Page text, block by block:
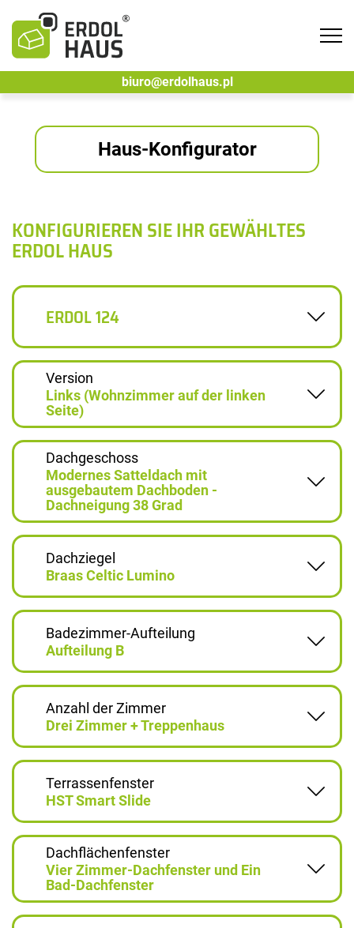
biuro@erdolhaus.pl
Haus-Konfigurator
KONFIGURIEREN SIE IHR GEWÄHLTES
ERDOL HAUS
ERDOL 124
Version
Links (Wohnzimmer auf der linken
Seite)
Dachgeschoss
Modernes Satteldach mit
ausgebautem Dachboden -
Dachneigung 38 Grad
Dachziegel
Braas Celtic Lumino
Badezimmer-Aufteilung
Aufteilung B
Anzahl der Zimmer
Drei Zimmer + Treppenhaus
Terrassenfenster
HST Smart Slide
Dachflächenfenster
Vier Zimmer-Dachfenster und Ein
Bad-Dachfenster